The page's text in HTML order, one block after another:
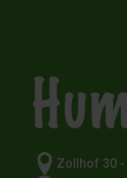
Zollhof 30